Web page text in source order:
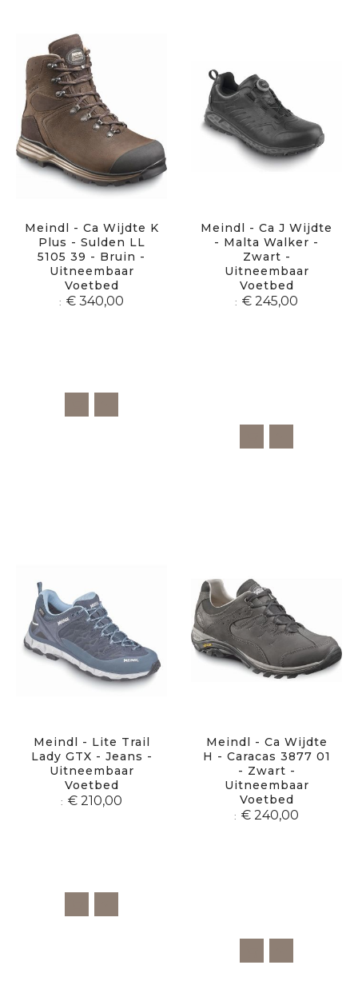
Meindl - Ca Wijdte K
Plus - Sulden LL
5105 39 - Bruin -
Uitneembaar
Voetbed
€ 340,00
Meindl - Ca J Wijdte
- Malta Walker -
Zwart -
Uitneembaar
Voetbed
€ 245,00
Meindl - Lite Trail
Lady GTX - Jeans -
Uitneembaar
Voetbed
€ 210,00
Meindl - Ca Wijdte
H - Caracas 3877 01
- Zwart -
Uitneembaar
Voetbed
€ 240,00